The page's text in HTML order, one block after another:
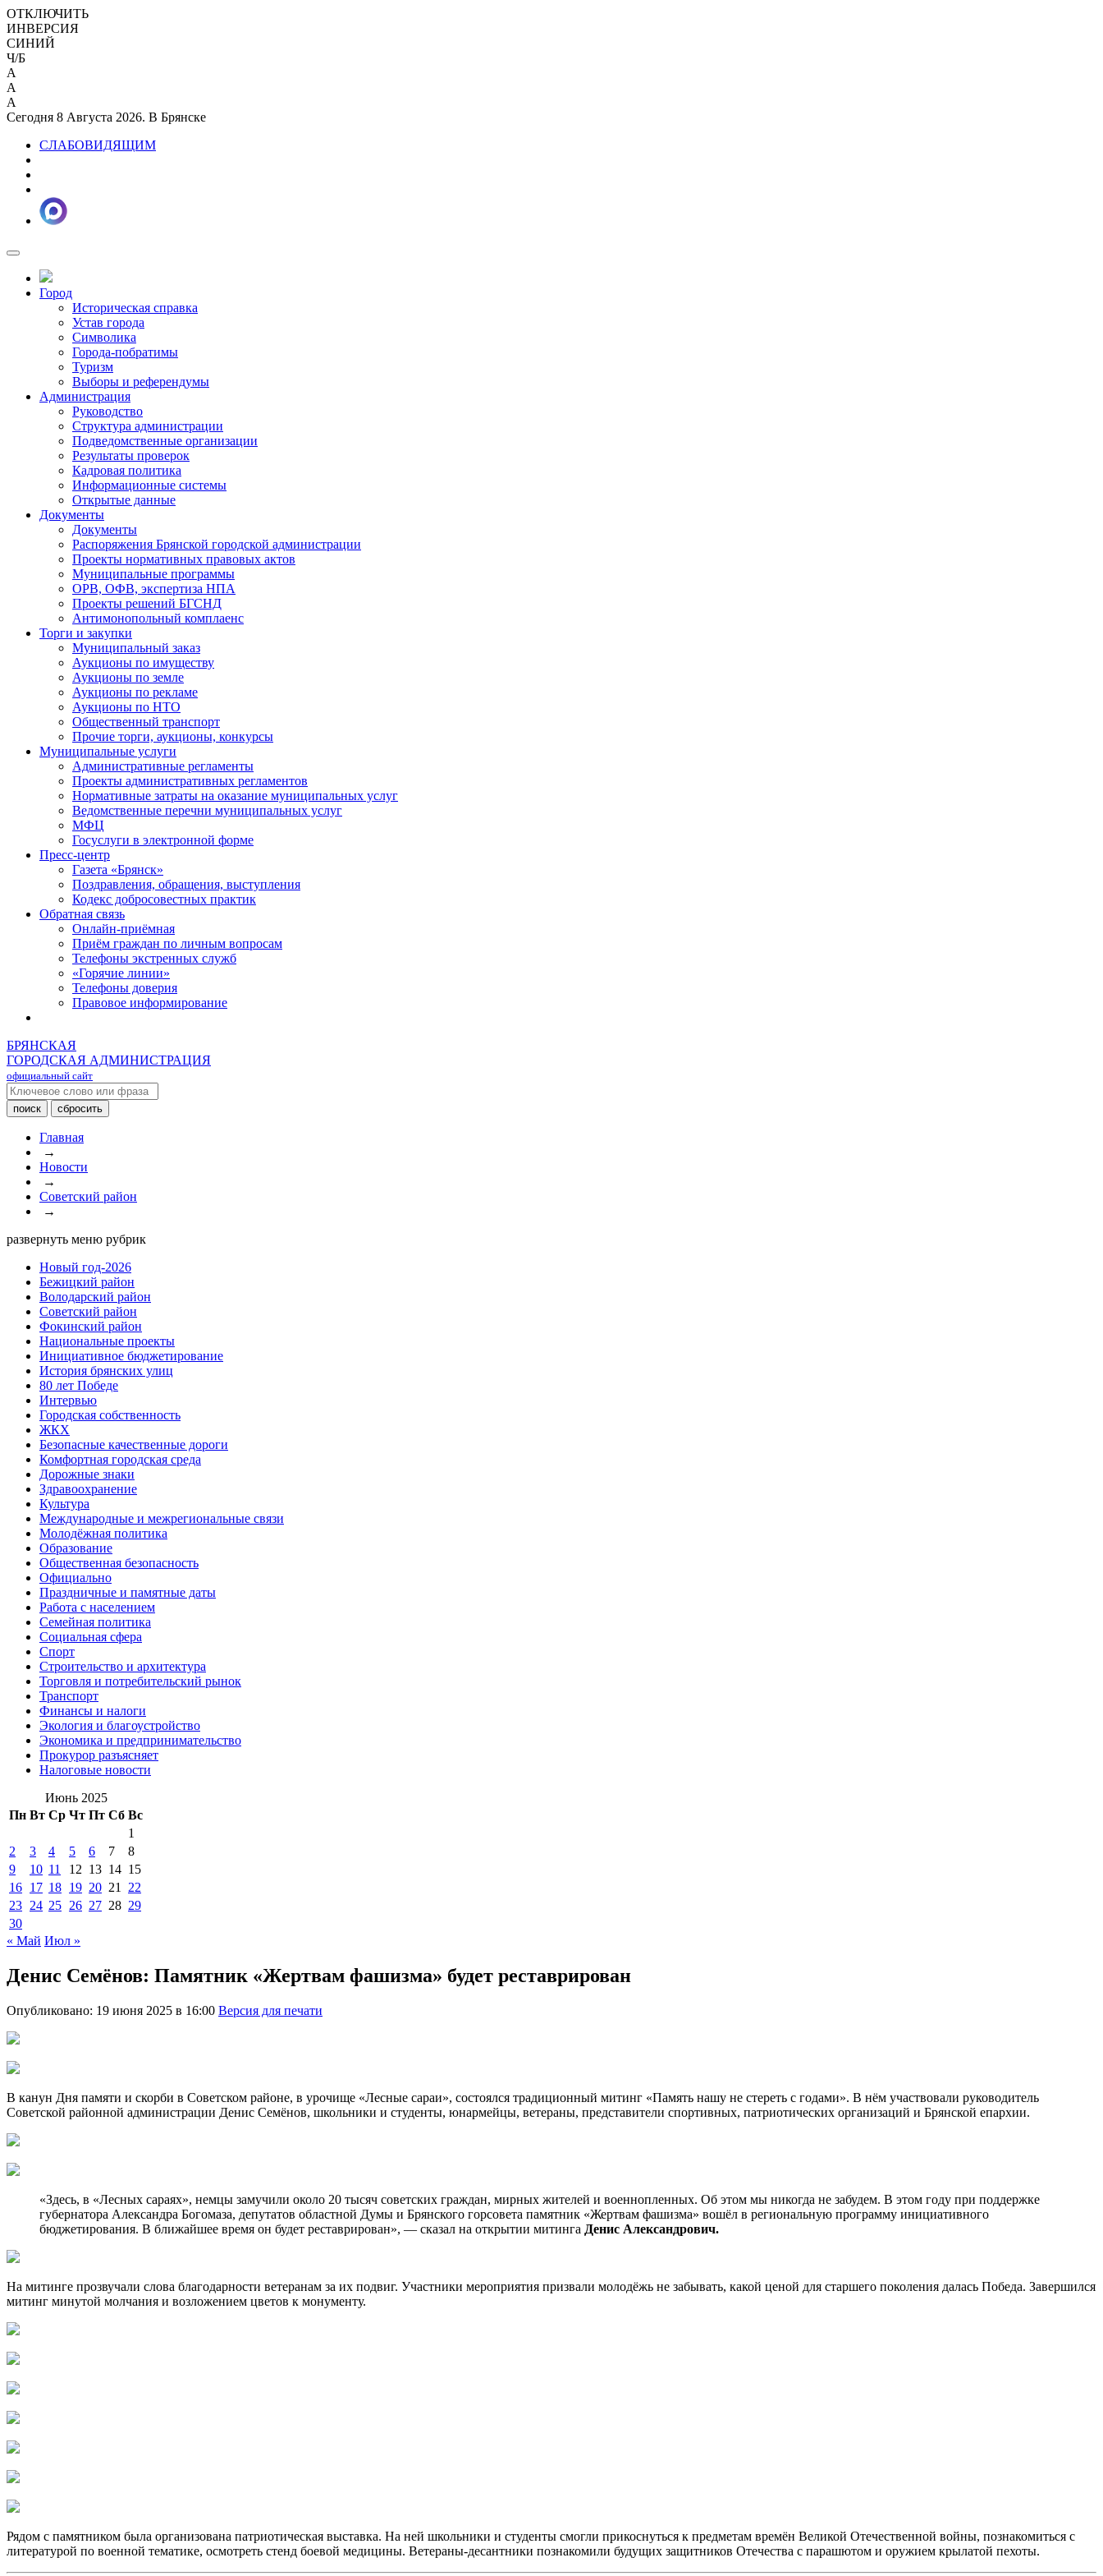
ОТКЛЮЧИТЬ
ИНВЕРСИЯ
СИНИЙ
Ч/Б
A
A
A
Сегодня 8 Августа 2026. В Брянске
СЛАБОВИДЯЩИМ
Город
Историческая справка
Устав города
Символика
Города-побратимы
Туризм
Выборы и референдумы
Администрация
Руководство
Структура администрации
Подведомственные организации
Результаты проверок
Кадровая политика
Информационные системы
Открытые данные
Документы
Документы
Распоряжения Брянской городской администрации
Проекты нормативных правовых актов
Муниципальные программы
ОРВ, ОФВ, экспертиза НПА
Проекты решений БГСНД
Антимонопольный комплаенс
Торги и закупки
Муниципальный заказ
Аукционы по имуществу
Аукционы по земле
Аукционы по рекламе
Аукционы по НТО
Общественный транспорт
Прочие торги, аукционы, конкурсы
Муниципальные услуги
Административные регламенты
Проекты административных регламентов
Нормативные затраты на оказание муниципальных услуг
Ведомственные перечни муниципальных услуг
МФЦ
Госуслуги в электронной форме
Пресс-центр
Газета «Брянск»
Поздравления, обращения, выступления
Кодекс добросовестных практик
Обратная связь
Онлайн-приёмная
Приём граждан по личным вопросам
Телефоны экстренных служб
«Горячие линии»
Телефоны доверия
Правовое информирование
БРЯНСКАЯ
ГОРОДСКАЯ АДМИНИСТРАЦИЯ
официальный сайт
Главная
→
Новости
→
Советский район
→
развернуть меню рубрик
Новый год-2026
Бежицкий район
Володарский район
Советский район
Фокинский район
Национальные проекты
Инициативное бюджетирование
История брянских улиц
80 лет Победе
Интервью
Городская собственность
ЖКХ
Безопасные качественные дороги
Комфортная городская среда
Дорожные знаки
Здравоохранение
Культура
Международные и межрегиональные связи
Молодёжная политика
Образование
Общественная безопасность
Официально
Праздничные и памятные даты
Работа с населением
Семейная политика
Социальная сфера
Спорт
Строительство и архитектура
Торговля и потребительский рынок
Транспорт
Финансы и налоги
Экология и благоустройство
Экономика и предпринимательство
Прокурор разъясняет
Налоговые новости
Июнь 2025
Пн Вт Ср Чт Пт Сб Вс
1
2
3 4 5 6 7
8
9
10 11 12 13 14 15
16 17 18 19 20 21
22
23 24 25 26 27 28 29
30
« Май Июл »
Денис Семёнов: Памятник «Жертвам фашизма» будет реставрирован
Опубликовано: 19 июня 2025 в 16:00 Версия для печати
В канун Дня памяти и скорби в Советском районе, в урочище «Лесные сараи», состоялся традиционный митинг «Память нашу не стереть с годами». В нём участвовали руководитель
Советской районной администрации Денис Семёнов, школьники и студенты, юнармейцы, ветераны, представители спортивных, патриотических организаций и Брянской епархии.
«Здесь, в «Лесных сараях», немцы замучили около 20 тысяч советских граждан, мирных жителей и военнопленных. Об этом мы никогда не забудем. В этом году при поддержке
губернатора Александра Богомаза, депутатов областной Думы и Брянского горсовета памятник «Жертвам фашизма» вошёл в региональную программу инициативного
бюджетирования. В ближайшее время он будет реставрирован», — сказал на открытии митинга Денис Александрович.
На митинге прозвучали слова благодарности ветеранам за их подвиг. Участники мероприятия призвали молодёжь не забывать, какой ценой для старшего поколения далась Победа. Завершился
митинг минутой молчания и возложением цветов к монументу.
Рядом с памятником была организована патриотическая выставка. На ней школьники и студенты смогли прикоснуться к предметам времён Великой Отечественной войны, познакомиться с
литературой по военной тематике, осмотреть стенд боевой медицины. Ветераны-десантники познакомили будущих защитников Отечества с парашютом и оружием крылатой пехоты.